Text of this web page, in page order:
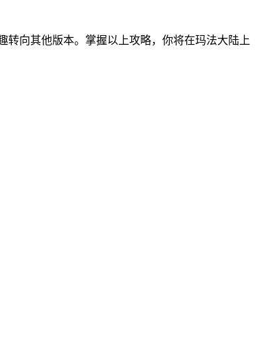
转向其他版本。掌握以上攻略，你将在玛法大陆上